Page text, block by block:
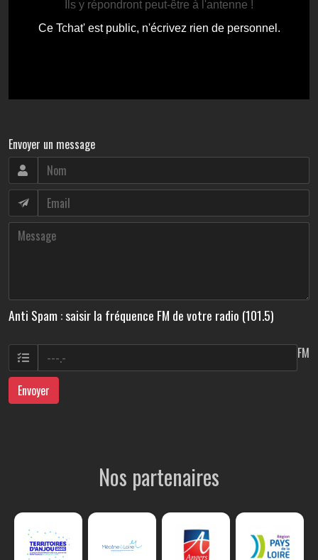
Envoyer un message
Anti Spam : saisir la fréquence FM de votre radio (101.5)
FM
Envoyer
Nos partenaires